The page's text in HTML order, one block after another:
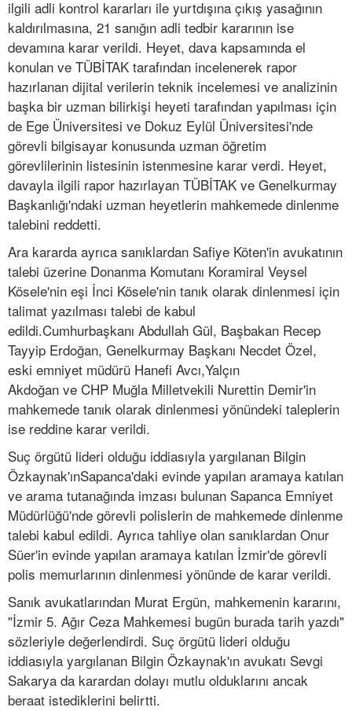
ilgili adli kontrol kararları ile yurtdışına çıkış yasağının
kaldırılmasına, 21 sanığın adli tedbir kararının ise
devamına karar verildi. Heyet, dava kapsamında el
konulan ve TÜBİTAK tarafından incelenerek rapor
hazırlanan dijital verilerin teknik incelemesi ve analizinin
başka bir uzman bilirkişi heyeti tarafından yapılması için
de Ege Üniversitesi ve Dokuz Eylül Üniversitesi'nde
görevli bilgisayar konusunda uzman öğretim
görevlilerinin listesinin istenmesine karar verdi. Heyet,
davayla ilgili rapor hazırlayan TÜBİTAK ve Genelkurmay
Başkanlığı'ndaki uzman heyetlerin mahkemede dinlenme
talebini reddetti.
Ara kararda ayrıca sanıklardan Safiye Köten'in avukatının
talebi üzerine Donanma Komutanı Koramiral Veysel
Kösele'nin eşi İnci Kösele'nin tanık olarak dinlenmesi için
talimat yazılması talebi de kabul
edildi.Cumhurbaşkanı Abdullah Gül, Başbakan Recep
Tayyip Erdoğan, Genelkurmay Başkanı Necdet Özel,
eski emniyet müdürü Hanefi Avcı,Yalçın
Akdoğan ve CHP Muğla Milletvekili Nurettin Demir'in
mahkemede tanık olarak dinlenmesi yönündeki taleplerin
ise reddine karar verildi.
Suç örgütü lideri olduğu iddiasıyla yargılanan Bilgin
Özkaynak'ınSapanca'daki evinde yapılan aramaya katılan
ve arama tutanağında imzası bulunan Sapanca Emniyet
Müdürlüğü'nde görevli polislerin de mahkemede dinlenme
talebi kabul edildi. Ayrıca tahliye olan sanıklardan Onur
Süer'in evinde yapılan aramaya katılan İzmir'de görevli
polis memurlarının dinlenmesi yönünde de karar verildi.
Sanık avukatlarından Murat Ergün, mahkemenin kararını,
"İzmir 5. Ağır Ceza Mahkemesi bugün burada tarih yazdı"
sözleriyle değerlendirdi. Suç örgütü lideri olduğu
iddiasıyla yargılanan Bilgin Özkaynak'ın avukatı Sevgi
Sakarya da karardan dolayı mutlu olduklarını ancak
beraat istediklerini belirtti.